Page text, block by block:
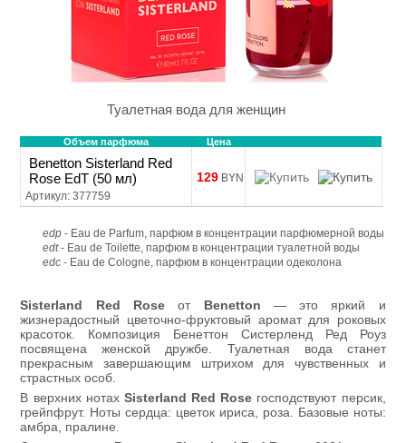
Туалетная вода для женщин
Объем парфюма Цена
Benetton Sisterland Red
Rose EdT (50 мл)
Артикул: 377759
129 BYN
edp - Eau de Parfum, парфюм в концентрации парфюмерной воды
edt- Eau de Toilette, парфюм в концентрации туалетной воды
edc - Eau de Cologne, парфюм в концентрации одеколона
Sisterland Red RoseотBenetton — это яркий и
жизнерадостный цветочно-фруктовый аромат для роковых
красоток. Композиция Бенеттон Систерленд Ред Роуз
посвящена женской дружбе. Туалетная вода станет
прекрасным завершающим штрихом для чувственных и
страстных особ.
В верхних нотах Sisterland Red Rose господствуют персик,
грейпфрут. Ноты сердца: цветок ириса, роза. Базовые ноты:
амбра, пралине.